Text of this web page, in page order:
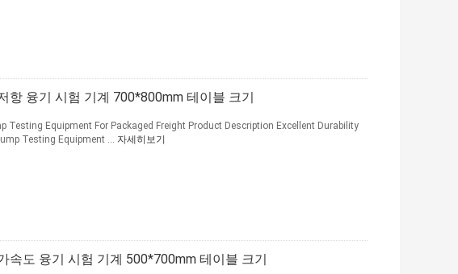
항 융기 시험 기계 700*800mm 테이블 크기
Testing Equipment For Packaged Freight Product Description Excellent Durability
Testing Equipment ... 자세히보기
속도 융기 시험 기계 500*700mm 테이블 크기